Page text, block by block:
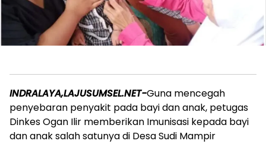
INDRALAYA,LAJUSUMSEL.NET-Guna mencegah
penyebaran penyakit pada bayi dan anak, petugas
Dinkes Ogan Ilir memberikan Imunisasi kepada bayi
dan anak salah satunya di Desa Sudi Mampir